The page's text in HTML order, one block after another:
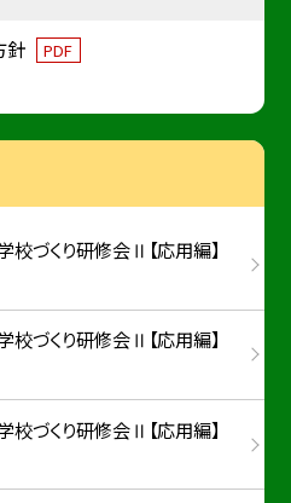
針 PDF
づくり研修会Ⅱ【応用編】
づくり研修会Ⅱ【応用編】
づくり研修会Ⅱ【応用編】